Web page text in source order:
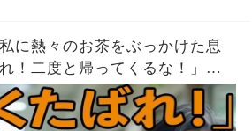
に熱々のお茶をぶっかけた息
！二度と帰ってくるな！」→
子夫婦へ仕送りを停止し、永
果